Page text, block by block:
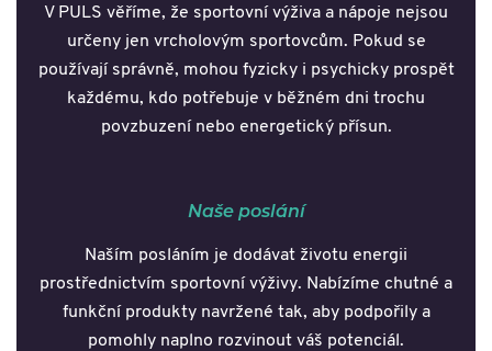
V PULS věříme, že sportovní výživa a nápoje nejsou
určeny jen vrcholovým sportovcům. Pokud se
používají správně, mohou fyzicky i psychicky prospět
každému, kdo potřebuje v běžném dni trochu
povzbuzení nebo energetický přísun.
Naše poslání
Naším posláním je dodávat životu energii
prostřednictvím sportovní výživy. Nabízíme chutné a
funkční produkty navržené tak, aby podpořily a
pomohly naplno rozvinout váš potenciál.